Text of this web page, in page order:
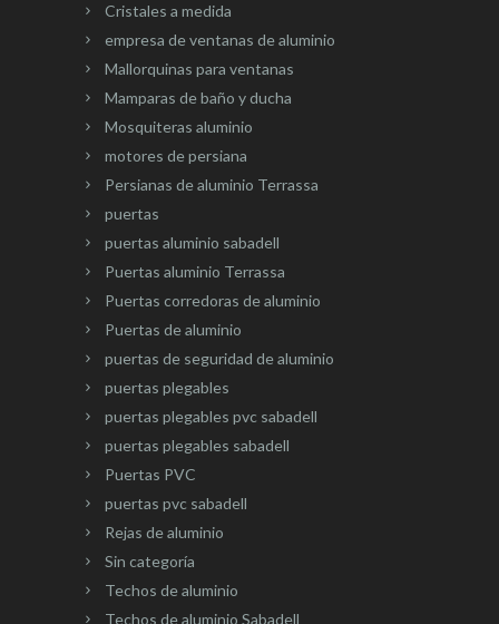
Cristales a medida
empresa de ventanas de aluminio
Mallorquinas para ventanas
Mamparas de baño y ducha
Mosquiteras aluminio
motores de persiana
Persianas de aluminio Terrassa
puertas
puertas aluminio sabadell
Puertas aluminio Terrassa
Puertas corredoras de aluminio
Puertas de aluminio
puertas de seguridad de aluminio
puertas plegables
puertas plegables pvc sabadell
puertas plegables sabadell
Puertas PVC
puertas pvc sabadell
Rejas de aluminio
Sin categoría
Techos de aluminio
Techos de aluminio Sabadell